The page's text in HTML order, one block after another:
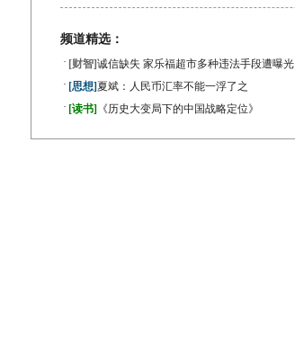
频道精选：
· [财智]诚信缺失 家乐福超市多种违法手段遭曝光
· [思想]夏斌：人民币汇率不能一浮了之
· [读书] 《历史大变局下的中国战略定位》